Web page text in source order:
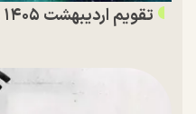
تقویم اردیبهشت ۱۴۰۵ و روز‌های تعطیل این ماه